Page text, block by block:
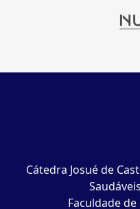
Cátedra Josué de
Faculdade de